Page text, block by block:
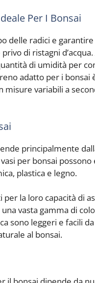
Per I Bonsai
delle radici e
di ristagni
di umidità per
adatto per i bonsai
misure variabili a
principalmente
per bonsai
plastica e legno.
la loro capacità di
vasta gamma di
sono leggeri e facili
al bonsai.